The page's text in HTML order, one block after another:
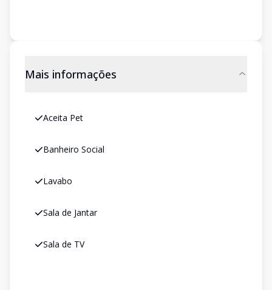
Mais informações
Aceita Pet
Banheiro Social
Lavabo
Sala de Jantar
Sala de TV